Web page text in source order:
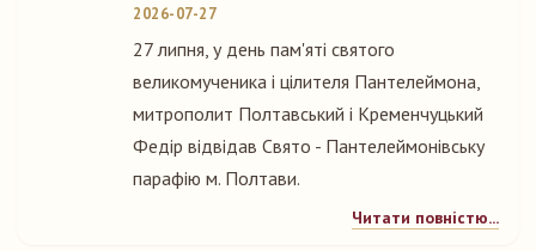
2026-07-27
27 липня, у день пам'яті святого
великомученика і цілителя Пантелеймона,
митрополит Полтавський і Кременчуцький
Федір відвідав Свято - Пантелеймонівську
парафію м. Полтави.
Читати повністю...